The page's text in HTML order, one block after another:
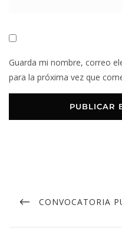
Guarda mi nombre, correo
para la próxima vez que
CONVOCATORIA